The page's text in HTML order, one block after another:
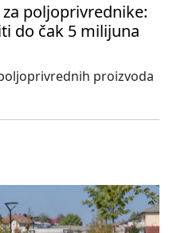
poljoprivrednike:
do čak 5 milijuna
proizvoda